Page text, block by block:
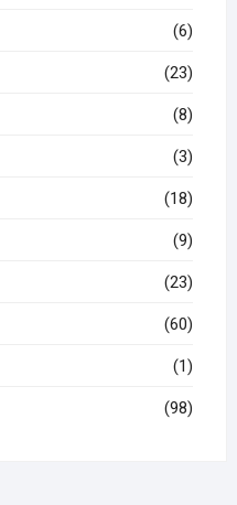
(6)
(23)
(8)
(3)
(18)
(9)
(23)
(60)
(1)
(98)